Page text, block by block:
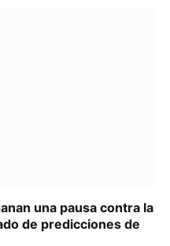
una pausa contra la
de predicciones de